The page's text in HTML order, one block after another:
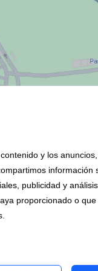
y los
información
publicidad y análisis
proporcionado o que